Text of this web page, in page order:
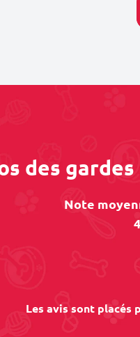
des
Note
Les avis sont placés